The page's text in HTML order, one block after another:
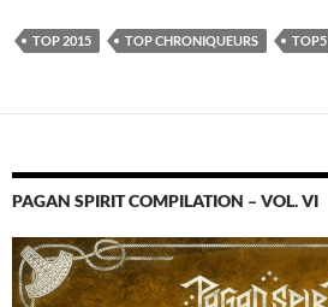
TOP 2015 TOP CHRONIQUEURS TOP5
PAGAN SPIRIT COMPILATION – VOL. VI